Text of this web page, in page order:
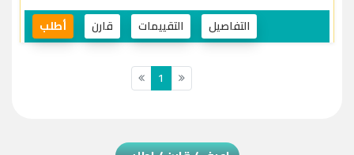
التفاصيل التقييمات قارن أطلب
1